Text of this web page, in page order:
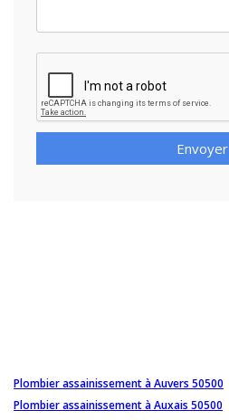
Envoyer
Plombier assainissement à Auvers 50500
Plombier assainissement à Auxais 50500